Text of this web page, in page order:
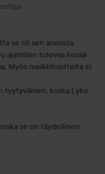
se oli sen arvoista.
ajatellen tulevaa kesää
Myös meikkituotteita ei
tyytyväinen, koska Lyko
se on täydellinen